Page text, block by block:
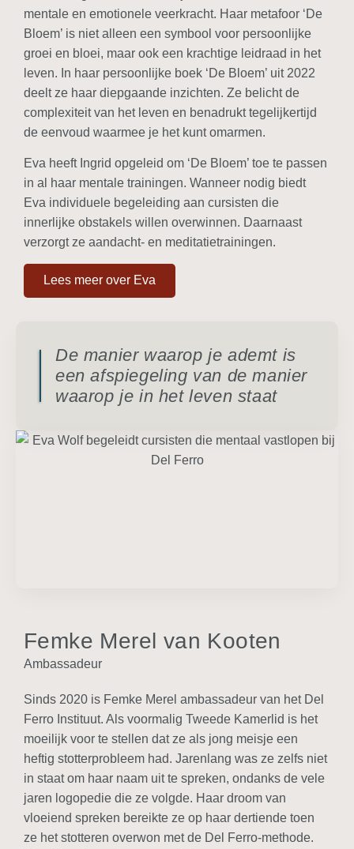
mentale en emotionele veerkracht. Haar metafoor ‘De
Bloem’ is niet alleen een symbool voor persoonlijke
groei en bloei, maar ook een krachtige leidraad in het
leven. In haar persoonlijke boek ‘De Bloem’ uit 2022
deelt ze haar diepgaande inzichten. Ze belicht de
complexiteit van het leven en benadrukt tegelijkertijd
de eenvoud waarmee je het kunt omarmen.
Eva heeft Ingrid opgeleid om ‘De Bloem’ toe te passen
in al haar mentale trainingen. Wanneer nodig biedt
Eva individuele begeleiding aan cursisten die
innerlijke obstakels willen overwinnen. Daarnaast
verzorgt ze aandacht- en meditatietrainingen.
Lees meer over Eva
De manier waarop je ademt is
een afspiegeling van de manier
waarop je in het leven staat
Femke Merel van Kooten
Ambassadeur
Sinds 2020 is Femke Merel ambassadeur van het Del
Ferro Instituut. Als voormalig Tweede Kamerlid is het
moeilijk voor te stellen dat ze als jong meisje een
heftig stotterprobleem had. Jarenlang was ze zelfs niet
in staat om haar naam uit te spreken, ondanks de vele
jaren logopedie die ze volgde. Haar droom van
vloeiend spreken bereikte ze op haar dertiende toen
ze het stotteren overwon met de Del Ferro-methode.